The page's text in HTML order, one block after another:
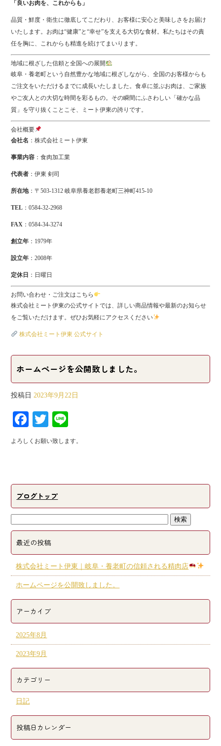
「良いお肉を、これからも」
品質・鮮度・衛生に徹底してこだわり、お客様に安心と美味しさをお届け
いたします。お肉は“健康”と“幸せ”を支える大切な食材。私たちはその責
任を胸に、これからも精進を続けてまいります。
地域に根ざした信頼と全国への展開
岐阜・養老町という自然豊かな地域に根ざしながら、全国のお客様からも
ご注文をいただけるまでに成長いたしました。食卓に並ぶお肉は、ご家族
やご友人との大切な時間を彩るもの。その瞬間にふさわしい「確かな品
質」を守り抜くことこそ、ミート伊東の誇りです。
会社概要
会社名 ：株式会社ミート伊東
事業内容 ：食肉加工業
代表者 ：伊東 剣司
所在地：〒503-1312 岐阜県養老郡養老町三神町415-10
TEL ：0584-32-2968
FAX ：0584-34-3274
創立年 ：1979年
設立年 ：2008年
定休日 ：日曜日
お問い合わせ・ご注文はこちら
株式会社ミート伊東の公式サイトでは、詳しい商品情報や最新のお知らせ
をご覧いただけます。ぜひお気軽にアクセスください
株式会社ミート伊東 公式サイト
ホームページを公開致しました。
投稿日 2023年9月22日
Fa
ce
T
wi ne
よろしくお願い致します。
ブログトップ
最近の投稿
株式会社ミート伊東｜岐阜・養老町の信頼される精肉店
ホームページを公開致しました。
アーカイブ
2025年8月
2023年9月
カテゴリー
日記
投稿日カレンダー